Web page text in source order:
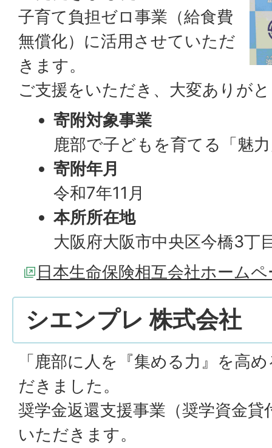
子育て負担ゼロ事業（給食費
無償化）に活用させていただ
きます。
ご支援をいただき、大変ありが
寄附対象事業
鹿部で子どもを育てる「魅
寄附年月
令和7年11月
本所所在地
大阪府大阪市中央区今橋3丁
日本生命保険相互会社ホーム
シエンプレ 株式会社
「鹿部に人を『集める力』を高
だきました。
奨学金返還支援事業（奨学資金
いただきます。